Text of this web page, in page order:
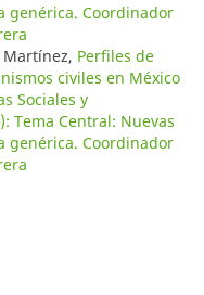
genérica. Coordinador
Martínez, Perfiles de
civiles en México
Sociales y
Tema Central: Nuevas
genérica. Coordinador